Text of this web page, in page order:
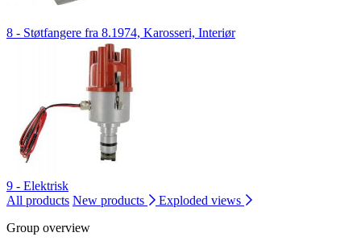
8 - Støtfangere fra 8.1974, Karosseri, Interiør
9 - Elektrisk
All products New products
Exploded views
Group overview